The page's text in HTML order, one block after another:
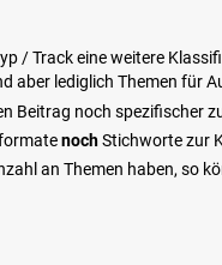
/ Track eine weitere
aber lediglich Themen für
Beitrag noch spezifischer
nochStichworte zur
an Themen haben, so